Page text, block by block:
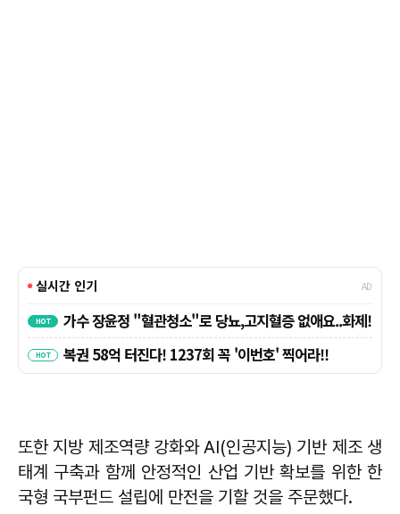
또한 지방 제조역량 강화와 AI(인공지능) 기반 제조 생
태계 구축과 함께 안정적인 산업 기반 확보를 위한 한
국형 국부펀드 설립에 만전을 기할 것을 주문했다.